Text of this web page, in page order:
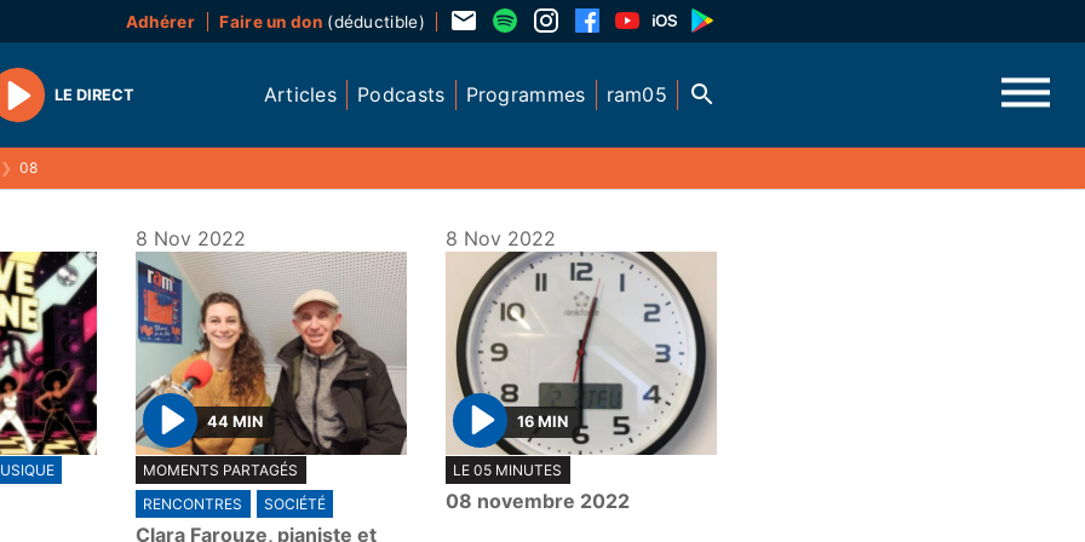
Adhérer Faire un don(déductible)
Play
LE DIRECT Articles Podcasts Programmes ram05
❯ 08
8 Nov 2022
P
l
a
y
44 MIN
MOMENTS PARTAGÉS
RENCONTRES
SOCIÉTÉ
Clara Farouze, pianiste et
8 Nov 2022
P
l
a
16 MIN
LE 05 MINUTES
08 novembre 2022